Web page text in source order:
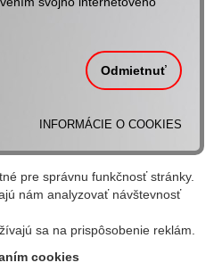
komunikáciáchaGDPR
ktoré sa ukladajú do vášho
obsahu a analýzu
pre správnu funkčnosť stránky.
nám analyzovať návštevnosť
sa na prispôsobenie reklám.
cookies
Odmietnuť
INFORMÁCIE O COOKIES